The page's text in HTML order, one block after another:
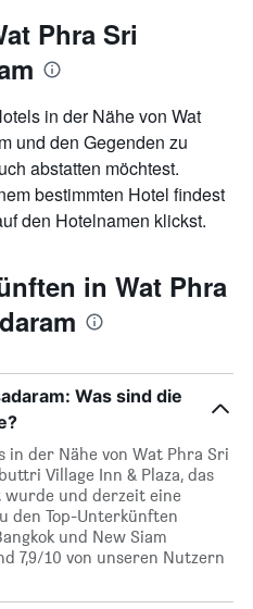
Phra Sri
in der Nähe von Wat
und den Gegenden zu
abstatten möchtest.
bestimmten Hotel findest
den Hotelnamen klickst.
in Wat Phra
Was sind die
in der Nähe von Wat Phra Sri
Village Inn & Plaza, das
wurde und derzeit eine
den Top-Unterkünften
und New Siam
7,9/10 von unseren Nutzern